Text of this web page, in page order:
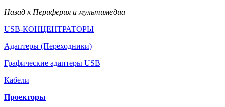
Назад к Периферия и мультимедиа
USB-КОНЦЕНТРАТОРЫ
Адаптеры (Переходники)
Графические адаптеры USB
Кабели
Проекторы